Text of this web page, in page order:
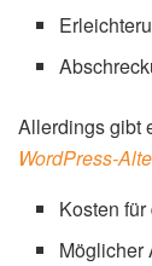
Allerdings gibt
WordPress-
Kosten
Möglicher